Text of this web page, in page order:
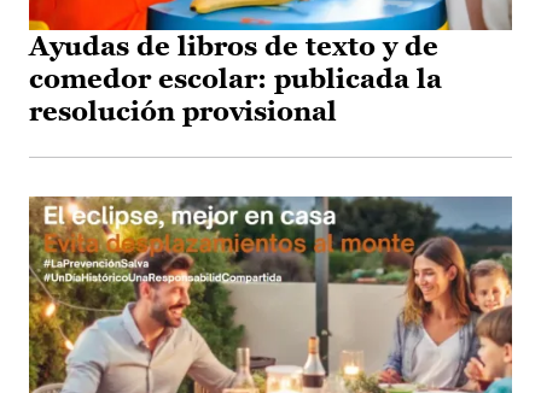
Ayudas de libros de texto y de
comedor escolar: publicada la
resolución provisional